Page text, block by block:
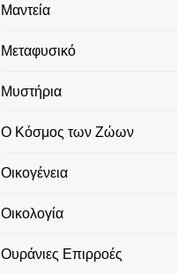
Μαντεία
Μεταφυσικό
Μυστήρια
Ο Κόσμος των Ζώων
Οικογένεια
Οικολογία
Ουράνιες Επιρροές